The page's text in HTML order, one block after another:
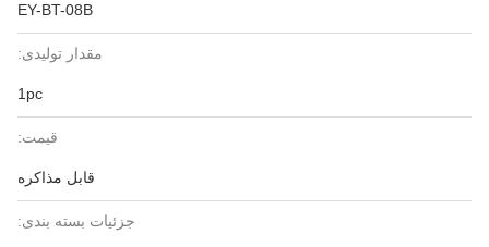
EY-BT-08B
مقدار تولیدی:
1pc
قیمت:
قابل مذاکره
جزئیات بسته بندی: